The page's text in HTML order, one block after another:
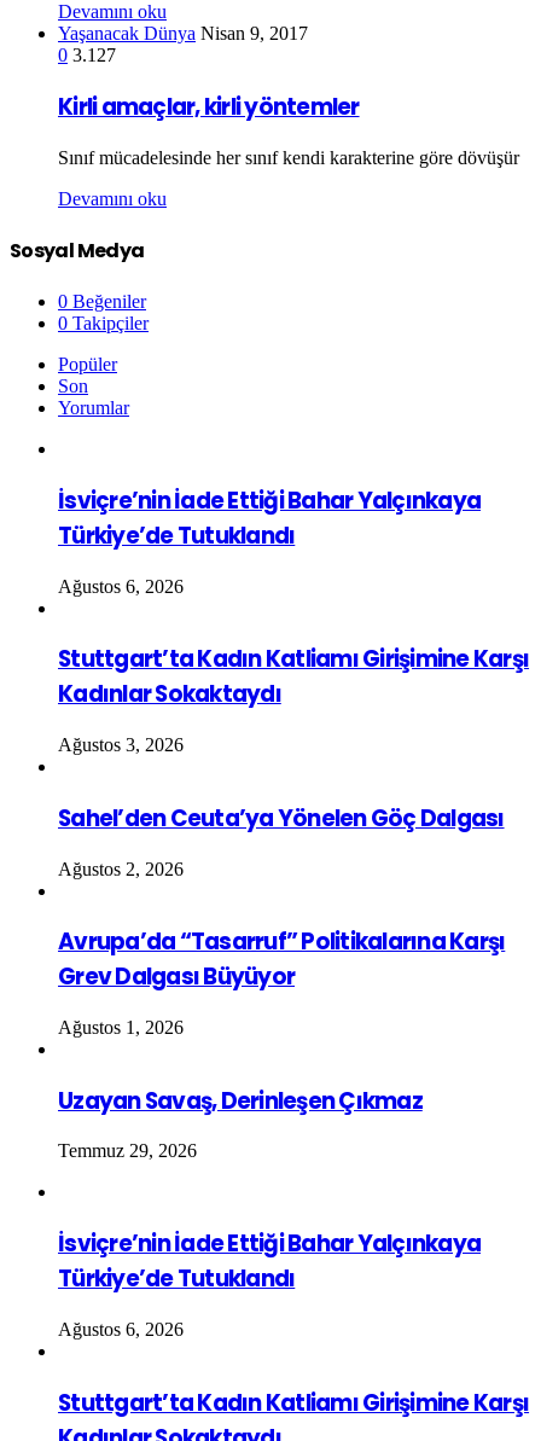
Devamını oku
Yaşanacak Dünya Nisan 9, 2017
0 3.127
Kirli amaçlar, kirli yöntemler
Sınıf mücadelesinde her sınıf kendi karakterine göre dövüşür
Devamını oku
Sosyal Medya
0 Beğeniler
0 Takipçiler
Popüler
Son
Yorumlar
İsviçre’nin İade Ettiği Bahar Yalçınkaya
Türkiye’de Tutuklandı
Ağustos 6, 2026
Stuttgart’ta Kadın Katliamı Girişimine Karşı
Kadınlar Sokaktaydı
Ağustos 3, 2026
Sahel’den Ceuta’ya Yönelen Göç Dalgası
Ağustos 2, 2026
Avrupa’da “Tasarruf” Politikalarına Karşı
Grev Dalgası Büyüyor
Ağustos 1, 2026
Uzayan Savaş, Derinleşen Çıkmaz
Temmuz 29, 2026
İsviçre’nin İade Ettiği Bahar Yalçınkaya
Türkiye’de Tutuklandı
Ağustos 6, 2026
Stuttgart’ta Kadın Katliamı Girişimine Karşı